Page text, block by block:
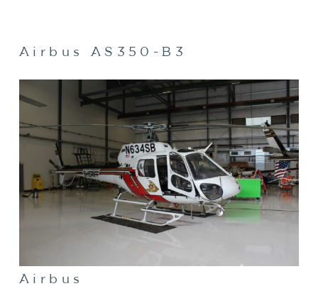
Airbus AS350-B3
Airbus